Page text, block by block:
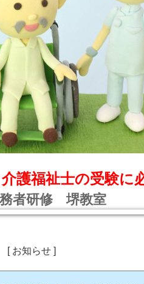
護福祉士の受験に
者研修 堺教室
[ お知らせ ]